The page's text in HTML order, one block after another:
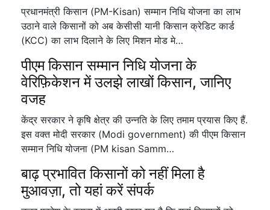
प्रधानमंत्री किसान (PM-Kisan) सम्मान निधि योजना का लाभ
उठाने वाले किसानों को अब केसीसी यानी किसान क्रेडिट कार्ड
(KCC) का लाभ दिलाने के लिए मिशन मोड मे…
पीएम किसान सम्मान निधि योजना के
वेरिफ़िकेशन में उलझे लाखों किसान, जानिए
वजह
केंद्र सरकार ने कृषि क्षेत्र की उन्नति के लिए तमाम प्रयास किए हैं.
इस वक्त मोदी सरकार (Modi government) की पीएम किसान
सम्मान निधि योजना (PM kisan Samm…
बाढ़ प्रभावित किसानों को नहीं मिला है
मुआवज़ा, तो यहां करें संपर्क